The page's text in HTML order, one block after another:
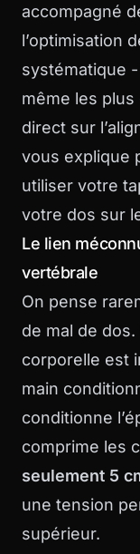
accompagné
l’optimisation
systématique
même les plus
direct sur
vous explique
utiliser votre
votre dos sur
Le lien
vertébrale
On pense
de mal de
corporelle est
main
conditionne
comprime les
seulement 5
une tension
supérieur.